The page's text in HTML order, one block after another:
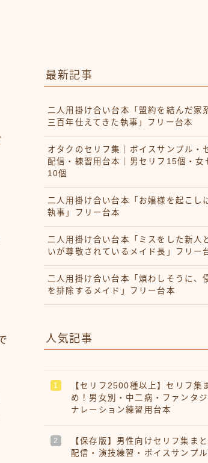
最新記事
二人用掛け合い台本「盟約を結んだ家
三百年仕えてきた執事」フリー台本
オタクのセリフ集｜ボイスサンプル・
配信・練習用台本｜男セリフ15個・女
10個
二人用掛け合い台本「お嬢様を起こし
執事」フリー台本
二人用掛け合い台本「ミスをした新人
いが尊敬されているメイド長」フリー
二人用掛け合い台本「煩わしそうに、
を排除するメイド」フリー台本
人気記事
【セリフ2500種以上】セリフ集
め！男女別・中二病・ファンタジ
ナレーション練習用台本
【保存版】男性向けセリフ集まと
配信・演技練習・ボイスサンプ